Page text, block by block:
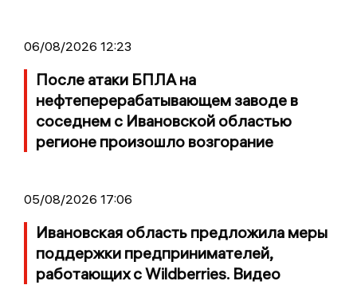
06/08/2026 12:23
После атаки БПЛА на
нефтеперерабатывающем заводе в
соседнем с Ивановской областью
регионе произошло возгорание
05/08/2026 17:06
Ивановская область предложила меры
поддержки предпринимателей,
работающих с Wildberries. Видео